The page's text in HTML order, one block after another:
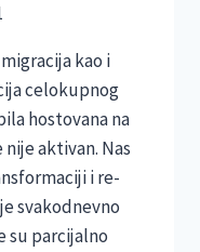
kao i
celokupnog
hostovana na
aktivan. Nas
i re-
svakodnevno
su parcijalno